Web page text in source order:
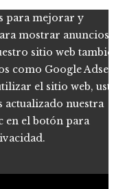
para mejorar y
mostrar anuncios
sitio web
como Google
el sitio web,
actualizado nuestra
en el botón para